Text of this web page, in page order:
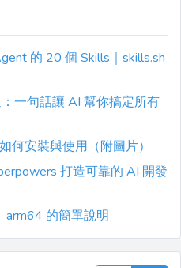
的 20 個 Skills｜skills.sh
一句話讓 AI 幫你搞定所有
何安裝與使用（附圖片）
打造可靠的 AI 開發
的簡單說明